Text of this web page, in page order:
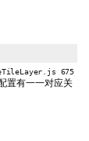
675
置有一一对应关